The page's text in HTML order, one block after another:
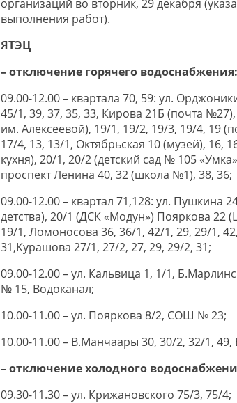
организаций во вторник, 29 декабря
выполнения работ).
ЯТЭЦ
– отключение горячего водоснабжения:
09.00-12.00 – квартала 70, 59: ул.
45/1, 39, 37, 35, 33, Кирова 21Б (почта
им. Алексеевой), 19/1, 19/2, 19/3, 19/4, 19
17/4, 13, 13/1, Октябрьская 10 (музей), 16,
кухня), 20/1, 20/2 (детский сад № 105
проспект Ленина 40, 32 (школа №1), 38, 36;
09.00-12.00 – квартал 71,128: ул. Пушкина
детства), 20/1 (ДСК «Модун») Пояркова 22
19/1, Ломоносова 36, 36/1, 42/1, 29, 29/1,
31,Курашова 27/1, 27/2, 27, 29, 29/2, 31;
09.00-12.00 – ул. Кальвица 1, 1/1,
№ 15, Водоканал;
10.00-11.00 – ул. Пояркова 8/2, СОШ № 23;
10.00-11.00 – В.Манчаары 30, 30/2, 32/1,
– отключение холодного
09.30-11.30 – ул. Крижановского 75/3, 75/4;